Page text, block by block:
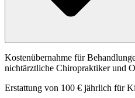
Kostenübernahme für
nichtärztliche Chiropraktiker und
Erstattung von 100 € jährlich für